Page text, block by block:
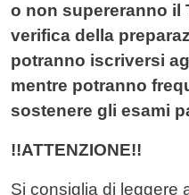
o non supereranno il
verifica della
potranno iscriversi
mentre potranno
sostenere gli esami
!!ATTENZIONE!!
Si consiglia di leggere